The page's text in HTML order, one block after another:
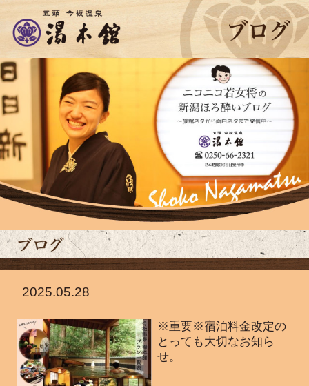
2025.05.28
※重要※宿泊料金改定の
とっても大切なお知ら
せ。